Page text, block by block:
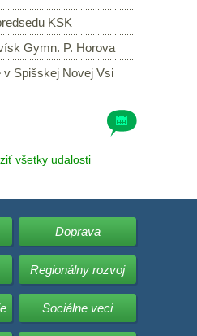
KSK
Gymn. P. Horova
Spišskej Novej Vsi
všetky udalosti
Doprava
Regionálny rozvoj
Sociálne veci